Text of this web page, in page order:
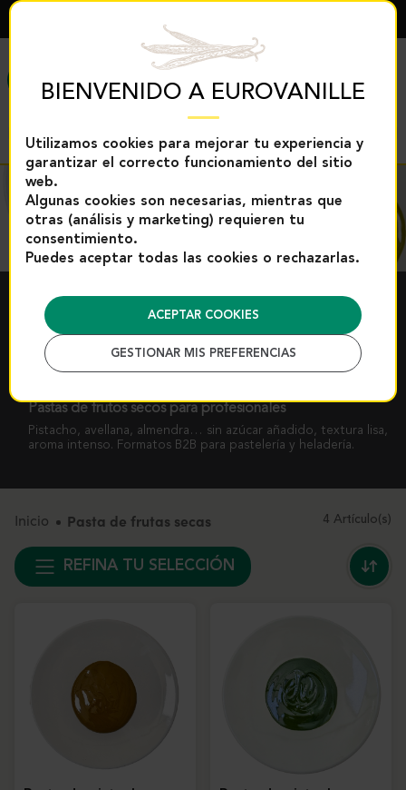
BIENVENIDO A EUROVANILLE
Utilizamos cookies para mejorar tu experiencia y
garantizar el correcto funcionamiento del sitio
web.
Algunas cookies son necesarias, mientras que
otras (análisis y marketing) requieren tu
consentimiento.
Puedes aceptar todas las cookies o rechazarlas.
ACEPTAR COOKIES
GESTIONAR MIS PREFERENCIAS
MENÚ
PASTA DE FRUTAS
SECAS
Pastas de frutos secos para profesionales
Pistacho, avellana, almendra… sin azúcar añadido, textura lisa,
aroma intenso. Formatos B2B para pastelería y heladería.
Inicio Pasta de frutas secas 4 Artículo(s)
REFINA TU SELECCIÓN